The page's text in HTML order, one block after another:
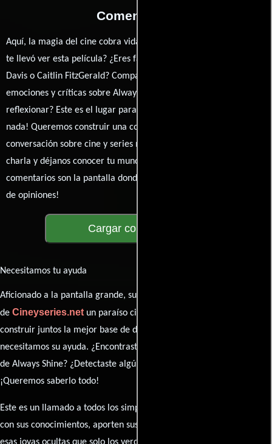
Comentarios
Aquí, la magia del cine cobra vida a través de tus opiniones. ¿Qué
te llevó ver esta película? ¿Eres fan de Sophia Takal, Mackenzie
Davis o Caitlin FitzGerald? Comparte tus pensamientos,
emociones y críticas sobre Always Shine. ¿Te hizo reír, llorar o
reflexionar? Este es el lugar para expresarlo. ¡No te guardes
nada! Queremos construir una comunidad apasionada donde la
conversación sobre cine y series nunca se detenga. Únete a la
charla y déjanos conocer tu mundo cinematográfico. ¡Los
comentarios son la pantalla donde se proyecta nuestra diversidad
de opiniones!
Cargar comentarios
Necesitamos tu ayuda
Aficionado a la pantalla grande, su participación es clave para hacer
de Cineyseries.netun paraíso cinéfilo completo. Queremos
construir juntos la mejor base de datos cinematográfica, pero
necesitamos su ayuda. ¿Encontraste algún dato faltante en la ficha
de Always Shine? ¿Detectaste algún error en la sinopsis o el elenco?
¡Queremos saberlo todo!
Este es un llamado a todos los simpatizantes del cine: contribuyan
con sus conocimientos, aporten sus descubrimientos y compartan